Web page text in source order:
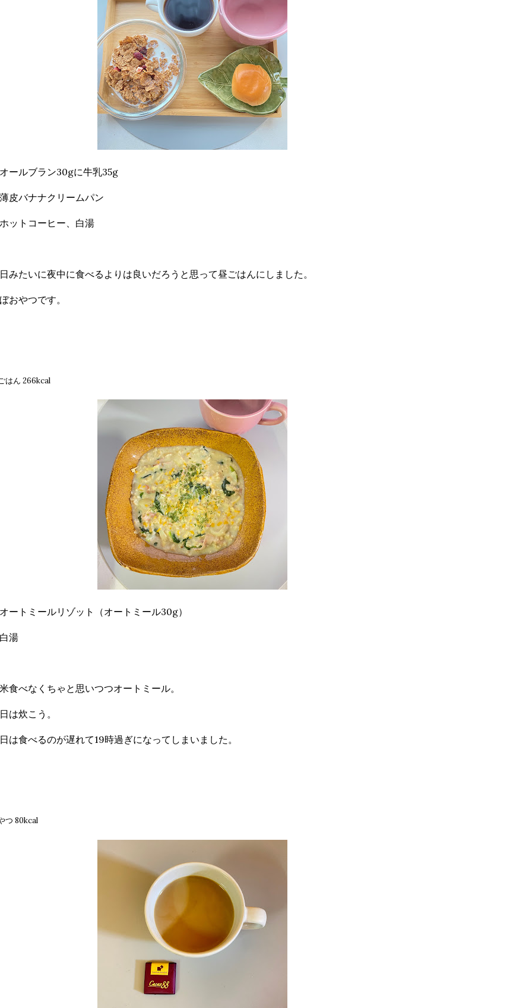
ールブラン30gに牛乳35g
皮バナナクリームパン
ットコーヒー、白湯
みたいに夜中に食べるよりは良いだろうと思って昼ごはんにしました。
おやつです。
はん 266kcal
ートミールリゾット（オートミール30g）
湯
食べなくちゃと思いつつオートミール。
は炊こう。
は食べるのが遅れて19時過ぎになってしまいました。
つ 80kcal